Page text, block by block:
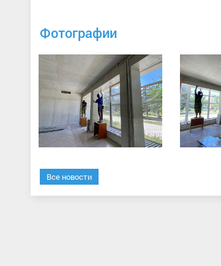
Фотографии
Все новости